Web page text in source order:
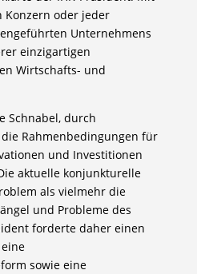
Konzern oder jeder
Unternehmens
einzigartigen
Wirtschafts- und
Schnabel, durch
Rahmenbedingungen für
und Investitionen
aktuelle konjunkturelle
als vielmehr die
und Probleme des
forderte daher einen
sowie eine